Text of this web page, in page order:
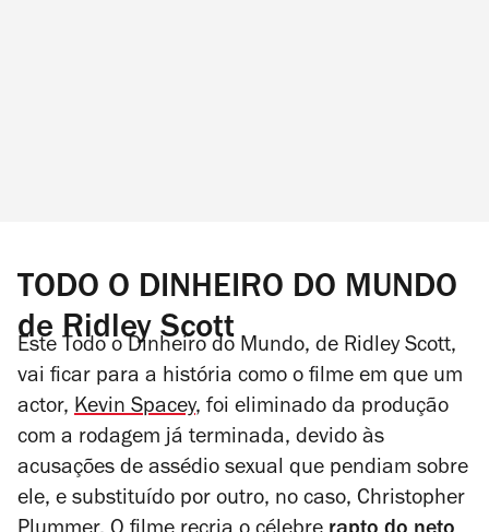
TODO O DINHEIRO DO MUNDO
de Ridley Scott
Este Todo o Dinheiro do Mundo, de Ridley Scott,
vai ficar para a história como o filme em que um
actor, Kevin Spacey, foi eliminado da produção
com a rodagem já terminada, devido às
acusações de assédio sexual que pendiam sobre
ele, e substituído por outro, no caso, Christopher